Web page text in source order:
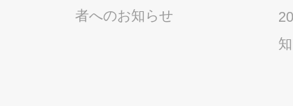
者へのお知らせ